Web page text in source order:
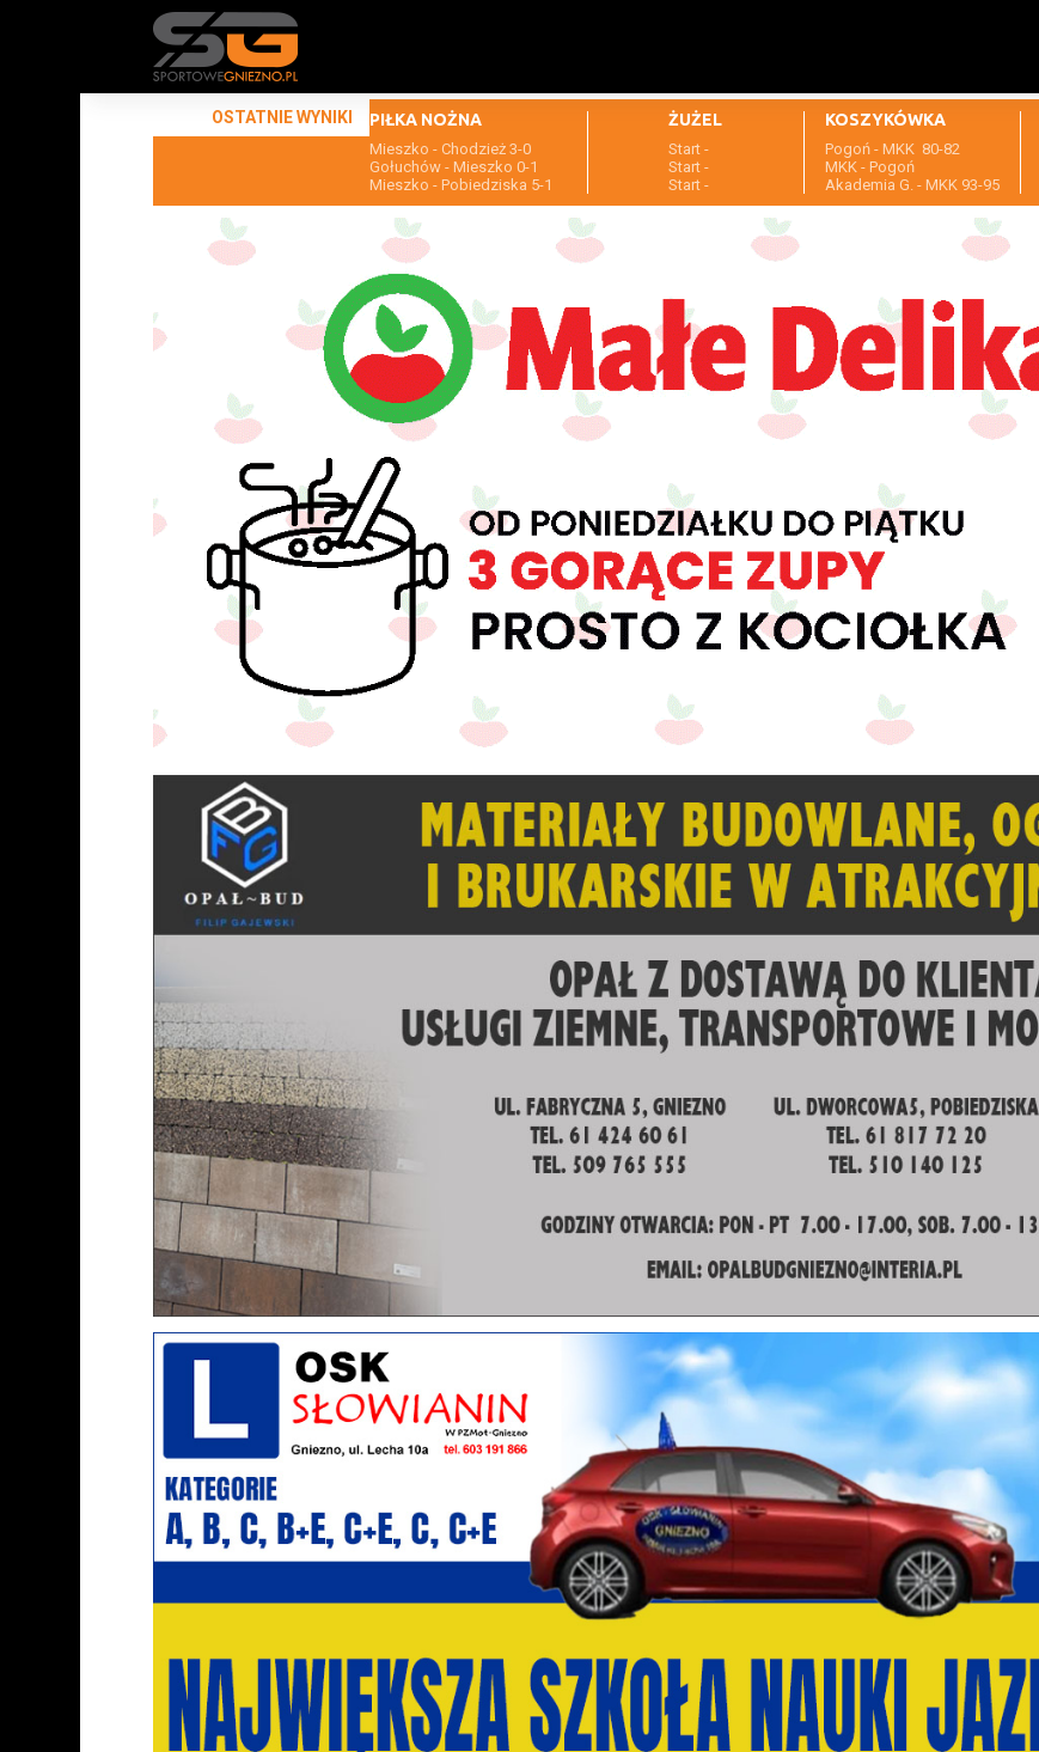
OSTATNIE WYNIKI PIŁKA NOŻNA
Mieszko - Chodzież 3-0
Gołuchów - Mieszko 0-1
Mieszko - Pobiedziska 5-1
ŻUŻEL
Start -
Start -
Start -
KOSZYKÓWKA
Pogoń - MKK 80-82
MKK - Pogoń
Akademia G. - MKK 93-95